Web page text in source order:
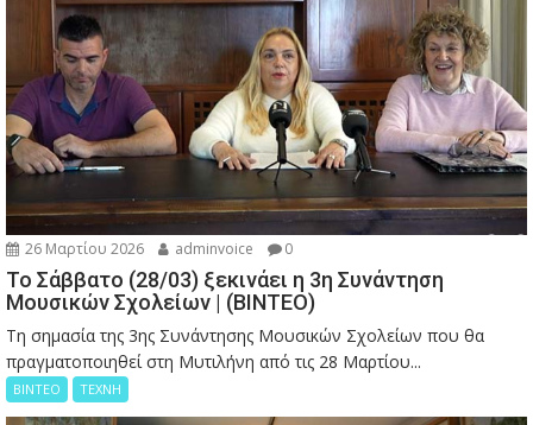
26 Μαρτίου 2026 adminvoice 0
Το Σάββατο (28/03) ξεκινάει η 3η Συνάντηση
Μουσικών Σχολείων | (ΒΙΝΤΕΟ)
Τη σημασία της 3ης Συνάντησης Μουσικών Σχολείων που θα
πραγματοποιηθεί στη Μυτιλήνη από τις 28 Μαρτίου...
ΒΙΝΤΕΟ ΤΕΧΝΗ